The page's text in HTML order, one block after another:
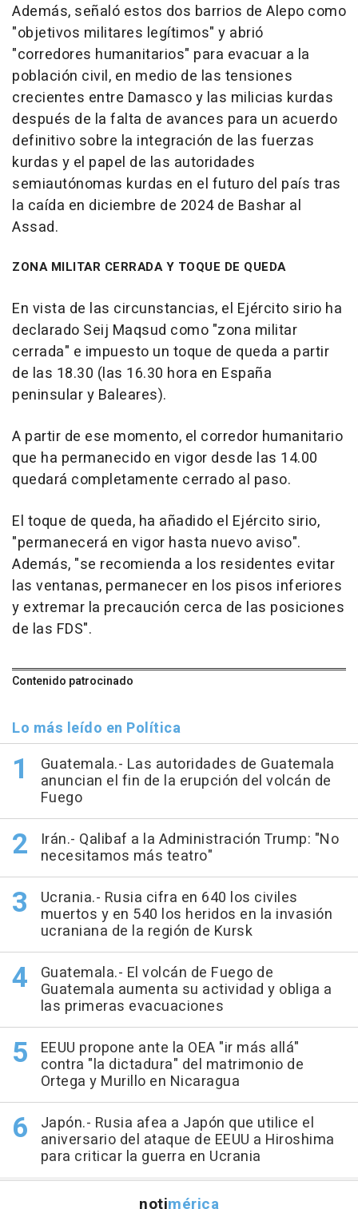
Además, señaló estos dos barrios de Alepo como
"objetivos militares legítimos" y abrió
"corredores humanitarios" para evacuar a la
población civil, en medio de las tensiones
crecientes entre Damasco y las milicias kurdas
después de la falta de avances para un acuerdo
definitivo sobre la integración de las fuerzas
kurdas y el papel de las autoridades
semiautónomas kurdas en el futuro del país tras
la caída en diciembre de 2024 de Bashar al
Assad.
ZONA MILITAR CERRADA Y TOQUE DE QUEDA
En vista de las circunstancias, el Ejército sirio ha
declarado Seij Maqsud como "zona militar
cerrada" e impuesto un toque de queda a partir
de las 18.30 (las 16.30 hora en España
peninsular y Baleares).
A partir de ese momento, el corredor humanitario
que ha permanecido en vigor desde las 14.00
quedará completamente cerrado al paso.
El toque de queda, ha añadido el Ejército sirio,
"permanecerá en vigor hasta nuevo aviso".
Además, "se recomienda a los residentes evitar
las ventanas, permanecer en los pisos inferiores
y extremar la precaución cerca de las posiciones
de las FDS".
Contenido patrocinado
Lo más leído en Política
Guatemala.- Las autoridades de Guatemala
anuncian el fin de la erupción del volcán de
Fuego
Irán.- Qalibaf a la Administración Trump: "No
necesitamos más teatro"
Ucrania.- Rusia cifra en 640 los civiles
muertos y en 540 los heridos en la invasión
ucraniana de la región de Kursk
Guatemala.- El volcán de Fuego de
Guatemala aumenta su actividad y obliga a
las primeras evacuaciones
EEUU propone ante la OEA "ir más allá"
contra "la dictadura" del matrimonio de
Ortega y Murillo en Nicaragua
Japón.- Rusia afea a Japón que utilice el
aniversario del ataque de EEUU a Hiroshima
para criticar la guerra en Ucrania
notimérica